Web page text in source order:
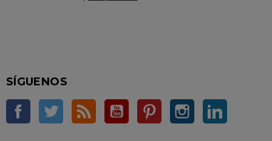
SÍGUENOS
FacebookTwitter Rss YouTubePinterestInstagram